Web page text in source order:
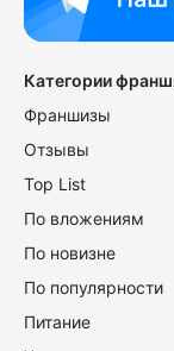
Категории
Франшизы
Отзывы
Top List
По вложениям
По новизне
По популярности
Питание